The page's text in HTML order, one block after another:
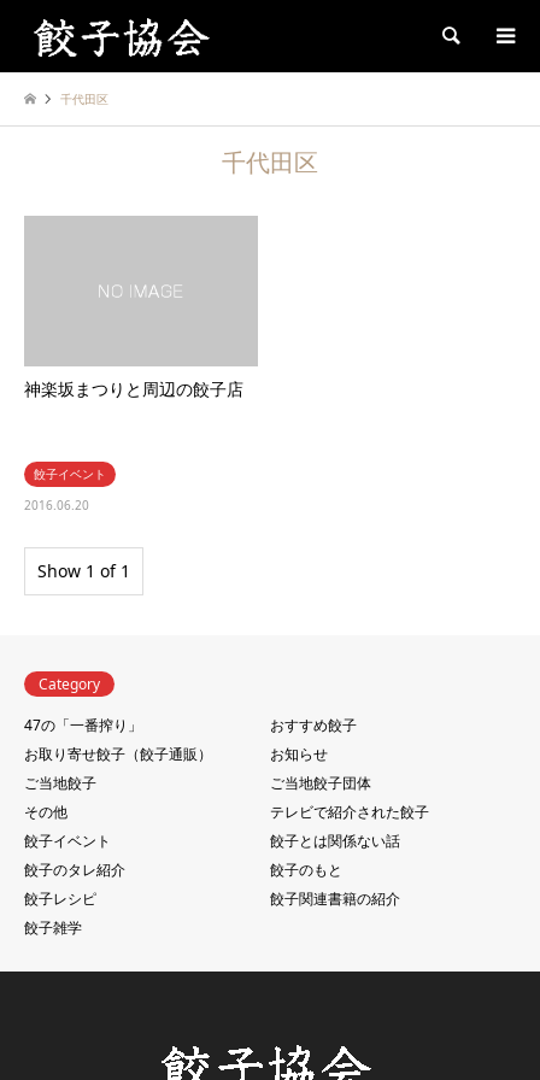
Search
千代田区
千代田区
神楽坂まつりと周辺の餃子店
餃子イベント
2016.06.20
Show 1 of 1
Category
47の「一番搾り」
おすすめ餃子
お取り寄せ餃子（餃子通販）
お知らせ
ご当地餃子
ご当地餃子団体
その他
テレビで紹介された餃子
餃子イベント
餃子とは関係ない話
餃子のタレ紹介
餃子のもと
餃子レシピ
餃子関連書籍の紹介
餃子雑学